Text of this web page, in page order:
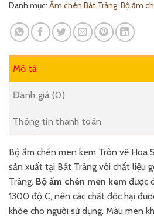
Danh mục: Ấm chén Bát Tràng, Bộ ấm
Mô tả
Đánh giá (0)
Thông tin thanh toán
Bộ ấm chén men kem Tròn vẽ Hoa
sản xuất tại Bát Tràng với chất liệu
Tràng. Bộ ấm chén men kem được
1300 độ C, nên các chất độc hại
khỏe cho người sử dụng. Màu men